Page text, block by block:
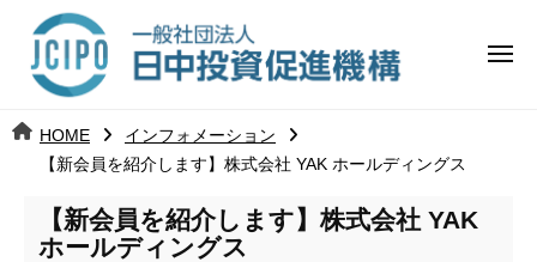
ツ 日
中
投
j
メ
HOME
インフォメーション
【新会員を紹介します】株式会社 YAK ホールディングス
【新会員を紹介します】株式会社 YAK
ホールディングス
日
中
資
進